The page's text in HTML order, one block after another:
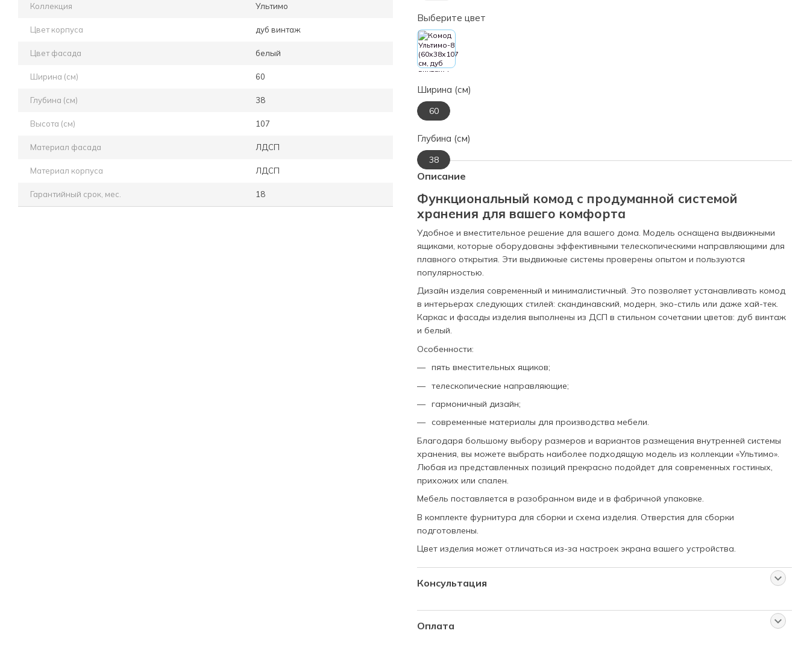
Коллекция Ультимо
Цвет корпуса дуб винтаж
Цвет фасада белый
Ширина (см) 60
Глубина (см) 38
Высота (см) 107
Материал фасада ЛДСП
Материал корпуса ЛДСП
Гарантийный срок, мес. 18
Выберите цвет
Ширина (см)
60
Глубина (см)
38
Описание
Функциональный комод с продуманной системой
хранения для вашего комфорта
Удобное и вместительное решение для вашего дома. Модель оснащена выдвижными
ящиками, которые оборудованы эффективными телескопическими направляющими для
плавного открытия. Эти выдвижные системы проверены опытом и пользуются
популярностью.
Дизайн изделия современный и минималистичный. Это позволяет устанавливать комод
в интерьерах следующих стилей: скандинавский, модерн, эко-стиль или даже хай-тек.
Каркас и фасады изделия выполнены из ДСП в стильном сочетании цветов: дуб винтаж
и белый.
Особенности:
пять вместительных ящиков;
телескопические направляющие;
гармоничный дизайн;
современные материалы для производства мебели.
Благодаря большому выбору размеров и вариантов размещения внутренней системы
хранения, вы можете выбрать наиболее подходящую модель из коллекции «Ультимо».
Любая из представленных позиций прекрасно подойдет для современных гостиных,
прихожих или спален.
Мебель поставляется в разобранном виде и в фабричной упаковке.
В комплекте фурнитура для сборки и схема изделия. Отверстия для сборки
подготовлены.
Цвет изделия может отличаться из-за настроек экрана вашего устройства.
Консультация
Оплата